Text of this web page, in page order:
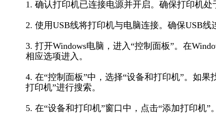
1. 确认打印机已连接电源并开启。确保打印机处
2. 使用USB线将打印机与电脑连接。确保USB线
3. 打开Windows电脑，进入“控制面板”。在
相应选项进入。
4. 在“控制面板”中，选择“设备和打印机”。如
打印机”进行搜索。
5. 在“设备和打印机”窗口中，点击“添加打印机”